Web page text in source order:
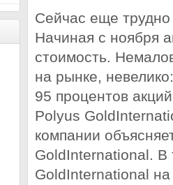
Сейчас еще
Начиная с ноября
стоимость.
на рынке,
95 процентов
Polyus
компании
GoldInternational. В
GoldInternational